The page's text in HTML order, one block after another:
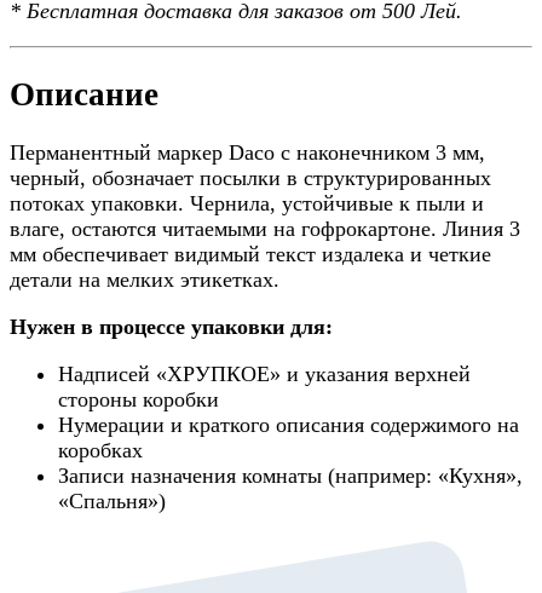
* Бесплатная доставка для заказов от 500 Лей.
Описание
Перманентный маркер Daco с наконечником 3 мм,
черный, обозначает посылки в структурированных
потоках упаковки. Чернила, устойчивые к пыли и
влаге, остаются читаемыми на гофрокартоне. Линия 3
мм обеспечивает видимый текст издалека и четкие
детали на мелких этикетках.
Нужен в процессе упаковки для:
Надписей «ХРУПКОЕ» и указания верхней
стороны коробки
Нумерации и краткого описания содержимого на
коробках
Записи назначения комнаты (например: «Кухня»,
«Спальня»)